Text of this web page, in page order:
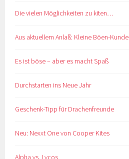
Die vielen Möglichkeiten zu kiten…
Aus aktuellem Anlaß: Kleine Böen-Kunde
Es ist böse – aber es macht Spaß
Durchstarten ins Neue Jahr
Geschenk-Tipp für Drachenfreunde
Neu: Nexxt One von Cooper Kites
Alpha vs. Lycos